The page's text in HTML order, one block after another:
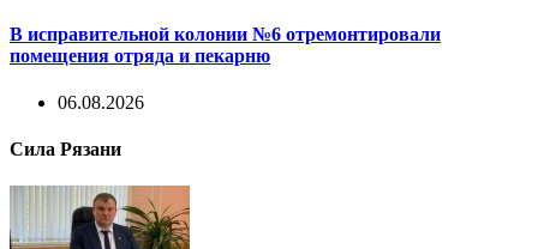
В исправительной колонии №6 отремонтировали
помещения отряда и пекарню
06.08.2026
Сила Рязани